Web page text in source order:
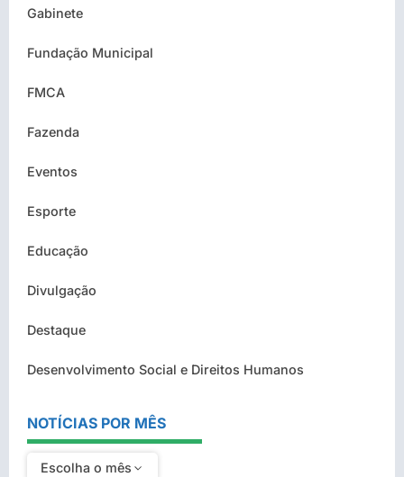
Gabinete
Fundação Municipal
FMCA
Fazenda
Eventos
Esporte
Educação
Divulgação
Destaque
Desenvolvimento Social e Direitos Humanos
NOTÍCIAS POR MÊS
Escolha o mês